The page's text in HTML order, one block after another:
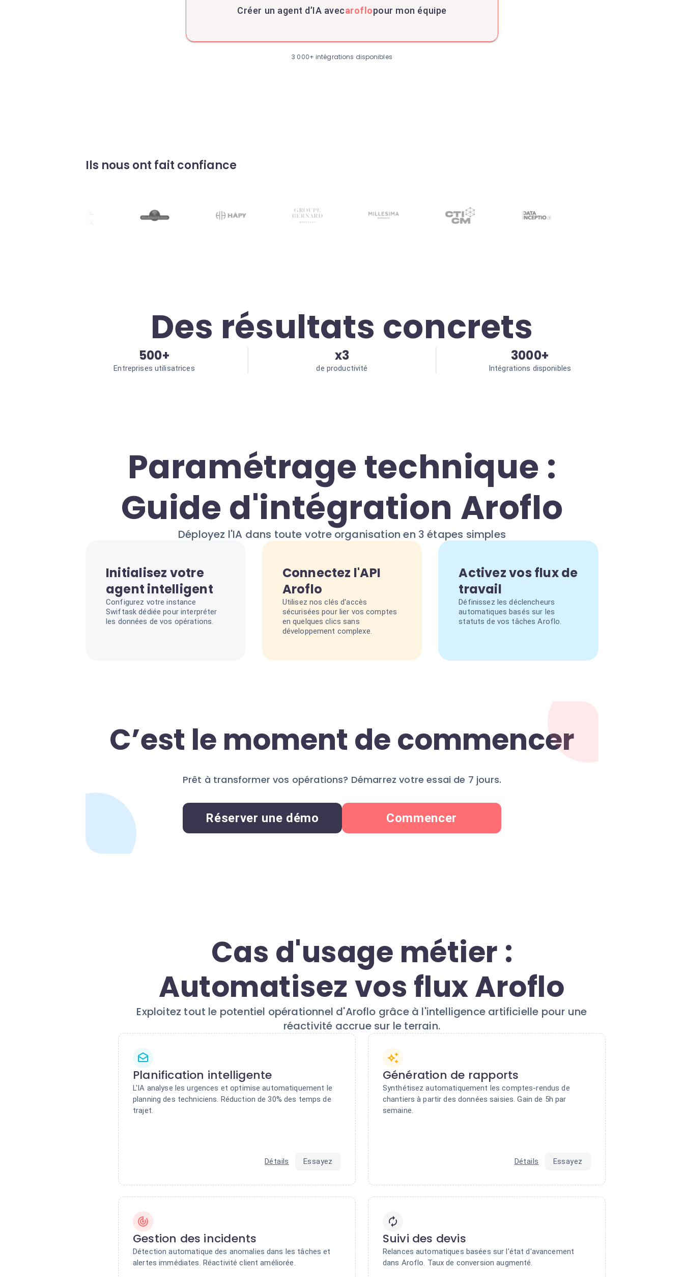
Créer un agent d’IA avecaroflopour mon équipe
3 000+ intégrations disponibles
Ils nous ont fait confiance
Des résultats concrets
500+
Entreprises utilisatrices
x3
de productivité
3000+
Intégrations disponibles
Paramétrage technique :
Guide d'intégration Aroflo
Déployez l'IA dans toute votre organisation en 3 étapes simples
Initialisez votre
agent intelligent
Configurez votre instance
Swiftask dédiée pour interpréter
les données de vos opérations.
Connectez l'API
Aroflo
Utilisez nos clés d'accès
sécurisées pour lier vos comptes
en quelques clics sans
développement complexe.
Activez vos flux de
travail
Définissez les déclencheurs
automatiques basés sur les
statuts de vos tâches Aroflo.
C’est le moment de commencer
Prêt à transformer vos opérations? Démarrez votre essai de 7 jours.
Réserver une démo Commencer
Cas d'usage métier :
Automatisez vos flux Aroflo
Exploitez tout le potentiel opérationnel d'Aroflo grâce à l'intelligence artificielle pour une
réactivité accrue sur le terrain.
Planification intelligente
L'IA analyse les urgences et optimise automatiquement le
planning des techniciens. Réduction de 30% des temps de
trajet.
Détails Essayez
Génération de rapports
Synthétisez automatiquement les comptes-rendus de
chantiers à partir des données saisies. Gain de 5h par
semaine.
Détails Essayez
Gestion des incidents
Détection automatique des anomalies dans les tâches et
alertes immédiates. Réactivité client améliorée.
Suivi des devis
Relances automatiques basées sur l'état d'avancement
dans Aroflo. Taux de conversion augmenté.